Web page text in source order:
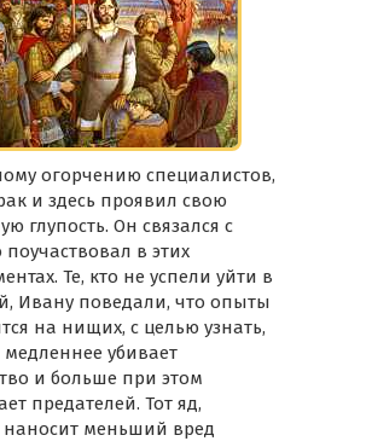
огорчению специалистов,
и здесь проявил свою
глупость. Он связался с
поучаствовал в этих
Те, кто не успели уйти в
Ивану поведали, что опыты
на нищих, с целью узнать,
медленнее убивает
и больше при этом
предателей. Тот яд,
меньший вред